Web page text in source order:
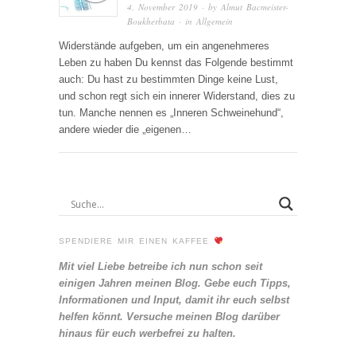
4. November 2019 · byAlmut Bacmeister-
Boukherbata · inAllgemein
Widerstände aufgeben, um ein angenehmeres
Leben zu haben Du kennst das Folgende bestimmt
auch: Du hast zu bestimmten Dinge keine Lust,
und schon regt sich ein innerer Widerstand, dies zu
tun. Manche nennen es „Inneren Schweinehund“,
andere wieder die „eigenen…
SPENDIERE MIR EINEN KAFFEE
Mit viel Liebe betreibe ich nun schon seit
einigen Jahren meinen Blog. Gebe euch Tipps,
Informationen und Input, damit ihr euch selbst
helfen könnt. Versuche meinen Blog darüber
hinaus für euch werbefrei zu halten.